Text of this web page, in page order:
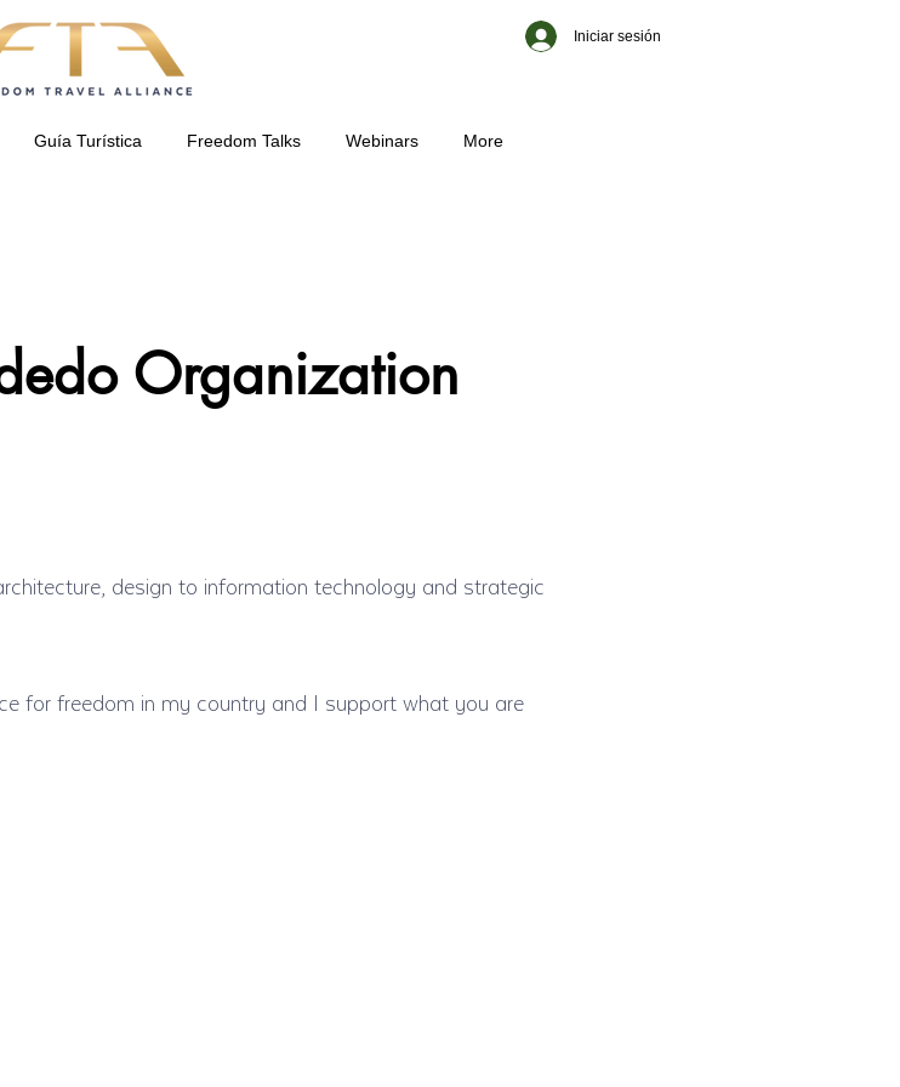
Iniciar sesión
Guía Turística Freedom Talks Webinars More
Organization
design to information technology and strategic
for freedom in my country and I support what you are